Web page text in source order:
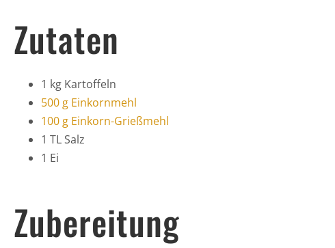
Zutaten
1 kg Kartoffeln
500 g Einkornmehl
100 g Einkorn-Grießmehl
1 TL Salz
1 Ei
Zubereitung